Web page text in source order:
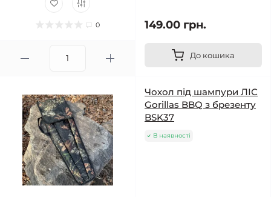
0 149.00 грн.
До кошика
Чохол під шампури ЛІС
Gorillas BBQ з брезенту
BSK37
В наявності